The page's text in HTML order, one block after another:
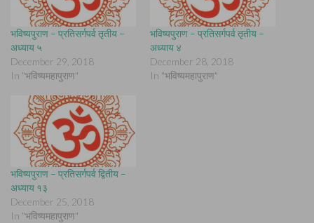
भविष्यपुराण – प्रतिसर्गपर्व तृतीय –
अध्याय ५
December 29, 2018
In "भविष्यमहापुराण"
भविष्यपुराण – प्रतिसर्गपर्व तृतीय –
अध्याय ४
December 28, 2018
In "भविष्यमहापुराण"
भविष्यपुराण – प्रतिसर्गपर्व द्वितीय –
अध्याय १३
December 25, 2018
In "भविष्यमहापुराण"